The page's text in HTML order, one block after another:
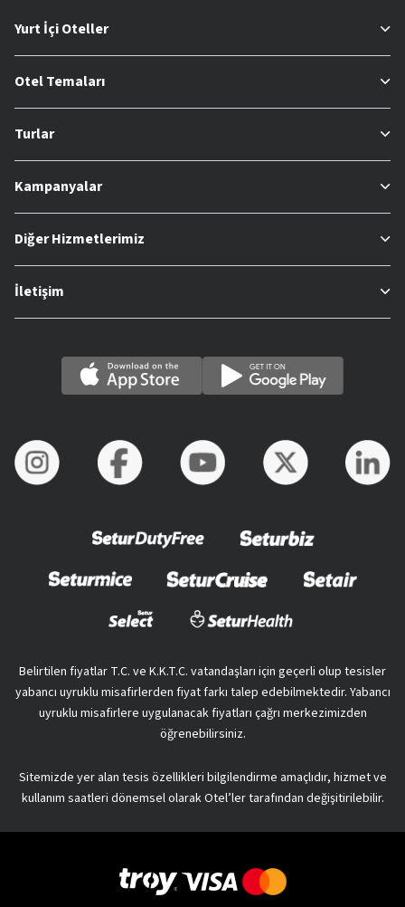
Yurt İçi Oteller
Otel Temaları
Turlar
Kampanyalar
Diğer Hizmetlerimiz
İletişim
Belirtilen fiyatlar T.C. ve K.K.T.C. vatandaşları için geçerli olup tesisler
yabancı uyruklu misafirlerden fiyat farkı talep edebilmektedir. Yabancı
uyruklu misafirlere uygulanacak fiyatları çağrı merkezimizden
öğrenebilirsiniz.
Sitemizde yer alan tesis özellikleri bilgilendirme amaçlıdır, hizmet ve
kullanım saatleri dönemsel olarak Otel’ler tarafından değişitirilebilir.